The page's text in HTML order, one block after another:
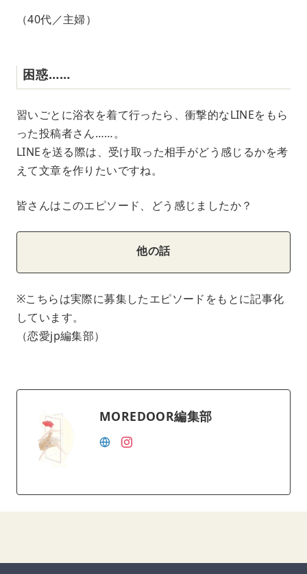
（40代／主婦）
困惑……
習いごとに浴衣を着て行ったら、衝撃的なLINEをもら
った投稿者さん……。
LINEを送る際は、受け取った相手がどう感じるかを考
えて文章を作りたいですね。
皆さんはこのエピソード、どう感じましたか？
他の話
※こちらは実際に募集したエピソードをもとに記事化
しています。
（恋愛jp編集部）
MOREDOOR編集部